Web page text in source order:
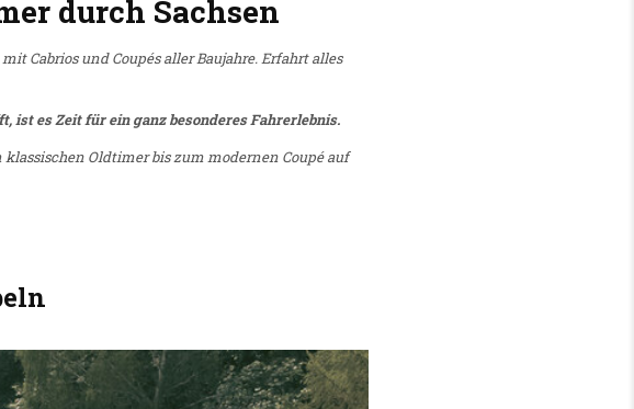
durch Sachsen
Cabrios und Coupés aller Baujahre. Erfahrt alles
ist es Zeit für ein ganz besonderes Fahrerlebnis.
klassischen Oldtimer bis zum modernen Coupé auf